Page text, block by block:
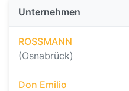
Unternehmen
ROSSMANN
(Osnabrück)
Don Emilio